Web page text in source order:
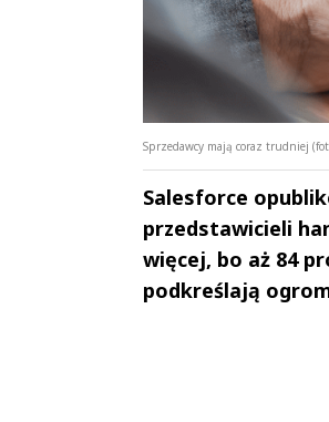
Sprzedawcy mają coraz trudniej
Salesforce
przedstawicieli
więcej, bo aż 84
podkreślają